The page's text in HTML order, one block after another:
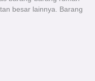
besar lainnya. Barang